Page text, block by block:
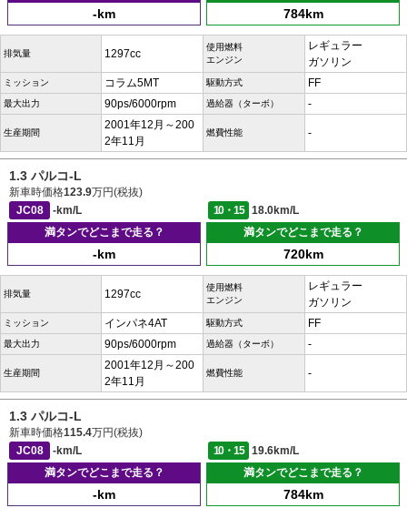
-km 784km
排気量 1297cc
使用燃料
エンジン
レギュラー
ガソリン
ミッション コラム5MT 駆動方式 FF
最大出力 90ps/6000rpm 過給器（ターボ） -
生産期間
2001年12月～200
2年11月
燃費性能 -
1.3 パルコ-L
新車時価格123.9万円(税抜)
JC08
-km/L 10・15
18.0km/L
満タンでどこまで走る？
-km
満タンでどこまで走る？
720km
排気量 1297cc
使用燃料
エンジン
レギュラー
ガソリン
ミッション インパネ4AT 駆動方式 FF
最大出力 90ps/6000rpm 過給器（ターボ） -
生産期間
2001年12月～200
2年11月
燃費性能 -
1.3 パルコ-L
新車時価格115.4万円(税抜)
JC08
-km/L 10・15
19.6km/L
満タンでどこまで走る？
-km
満タンでどこまで走る？
784km